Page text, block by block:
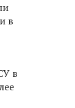
в
в